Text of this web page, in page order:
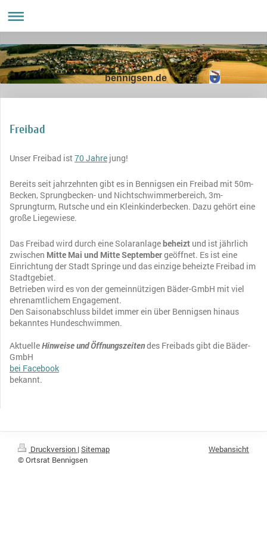
bennigsen.de
Freibad
Unser Freibad ist 70 Jahre jung!
Bereits seit jahrzehnten gibt es in Bennigsen ein Freibad mit 50m-
Becken, Sprungbecken- und Nichtschwimmerbereich, 3m-
Sprungturm, Rutsche und ein Kleinkinderbecken. Dazu gehört eine
große Liegewiese.
Das Freibad wird durch eine Solaranlagebeheizt und ist jährlich
zwischen Mitte Mai und Mitte Septembergeöffnet. Es ist eine
Einrichtung der Stadt Springe und das einzige beheizte Freibad im
Stadtgebiet.
Betrieben wird es von der gemeinnützigen Bäder-GmbH mit viel
ehrenamtlichem Engagement.
Den Saisonabschluss bildet immer ein über Bennigsen hinaus
bekanntes Hundeschwimmen.
AktuelleHinweise und Öffnungszeitendes Freibads gibt die Bäder-
GmbH
bei Facebook
bekannt.
Druckversion | Sitemap
© Ortsrat Bennigsen
Webansicht